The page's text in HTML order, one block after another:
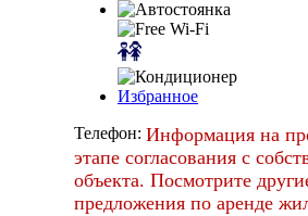
Избранное
Телефон: Информация на
этапе согласования с
объекта. Посмотрите
предложения по аренде